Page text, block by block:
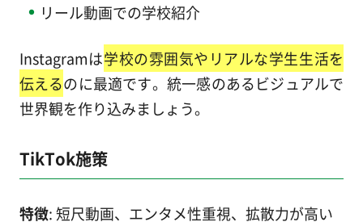
リール動画での学校紹介
Instagramは学校の雰囲気やリアルな学生生活を
伝えるのに最適です。統一感のあるビジュアルで
世界観を作り込みましょう。
TikTok施策
特徴: 短尺動画、エンタメ性重視、拡散力が高い